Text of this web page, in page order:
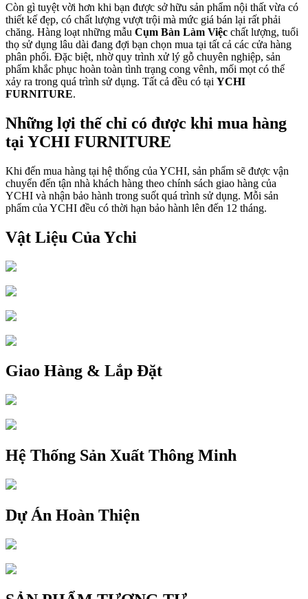
Còn gì tuyệt vời hơn khi bạn được sở hữu sản phẩm nội thất vừa có
thiết kế đẹp, có chất lượng vượt trội mà mức giá bán lại rất phải
chăng. Hàng loạt những mẫu Cụm Bàn Làm Việc chất lượng, tuổi
thọ sử dụng lâu dài đang đợi bạn chọn mua tại tất cả các cửa hàng
phân phối. Đặc biệt, nhờ quy trình xử lý gỗ chuyên nghiệp, sản
phẩm khắc phục hoàn toàn tình trạng cong vênh, mối mọt có thể
xảy ra trong quá trình sử dụng. Tất cả đều có tại YCHI
FURNITURE.
Những lợi thế chỉ có được khi mua hàng
tại YCHI FURNITURE
Khi đến mua hàng tại hệ thống của YCHI, sản phẩm sẽ được vận
chuyển đến tận nhà khách hàng theo chính sách giao hàng của
YCHI và nhận bảo hành trong suốt quá trình sử dụng. Mỗi sản
phẩm của YCHI đều có thời hạn bảo hành lên đến 12 tháng.
Vật Liệu Của Ychi
Giao Hàng & Lắp Đặt
Hệ Thống Sản Xuất Thông Minh
Dự Án Hoàn Thiện